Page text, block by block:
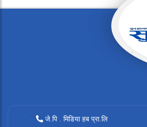
जे.पि . मिडिया हब प्रा.लि